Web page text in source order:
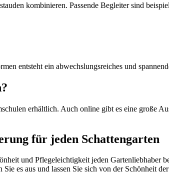
kombinieren. Passende Begleiter sind
entsteht ein abwechslungsreiches und
erhältlich. Auch online gibt es eine große
für jeden Schattengarten
und Pflegeleichtigkeit jeden
es aus und lassen Sie sich von der Schönheit